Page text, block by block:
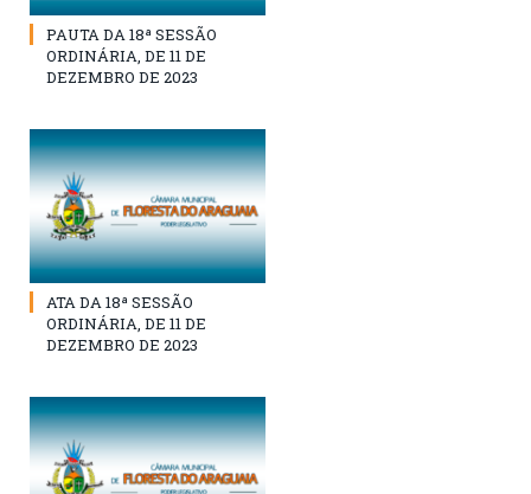
PAUTA DA 18ª SESSÃO
ORDINÁRIA, DE 11 DE
DEZEMBRO DE 2023
ATA DA 18ª SESSÃO
ORDINÁRIA, DE 11 DE
DEZEMBRO DE 2023